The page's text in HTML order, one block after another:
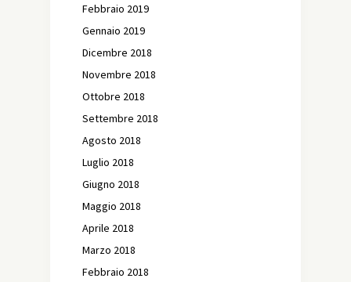
Febbraio 2019
Gennaio 2019
Dicembre 2018
Novembre 2018
Ottobre 2018
Settembre 2018
Agosto 2018
Luglio 2018
Giugno 2018
Maggio 2018
Aprile 2018
Marzo 2018
Febbraio 2018